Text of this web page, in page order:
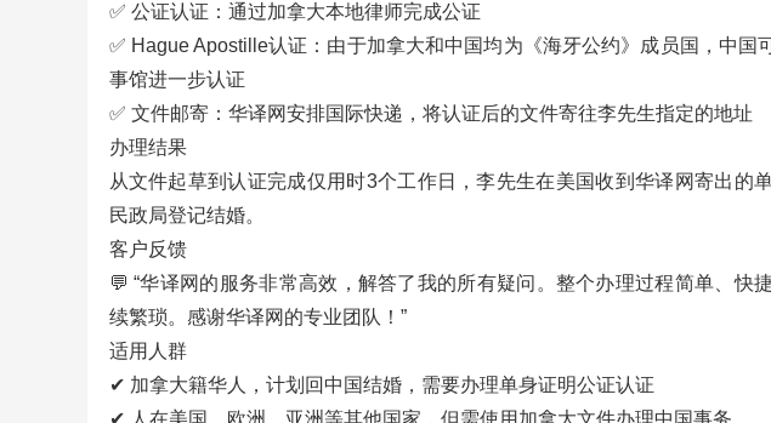
✅ 公证认证：通过加拿大本地律师完成公证
✅ Hague Apostille认证：由于加拿大和中国均为《海牙公约》成员国，中国
事馆进一步认证
✅ 文件邮寄：华译网安排国际快递，将认证后的文件寄往李先生指定的地址
办理结果
从文件起草到认证完成仅用时3个工作日，李先生在美国收到华译网寄出的
民政局登记结婚。
客户反馈
💬 “华译网的服务非常高效，解答了我的所有疑问。整个办理过程简单、快
续繁琐。感谢华译网的专业团队！”
适用人群
✔ 加拿大籍华人，计划回中国结婚，需要办理单身证明公证认证
✔ 人在美国、欧洲、亚洲等其他国家，但需使用加拿大文件办理中国事务